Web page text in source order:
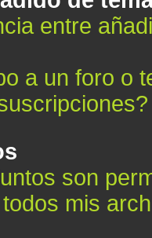
entre
a un foro o
son
mis